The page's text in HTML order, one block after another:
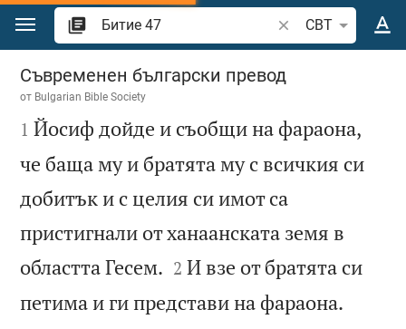
Преминете към съдържанието
Търсете стих или
CBT
Битие 47
Съвременен български превод
от Bulgarian Bible Society

1 Йосиф дойде и съобщи на фараона,
че баща му и братята му с всичкия си
добитък и с целия си имот са
пристигнали от ханаанската земя в
областта Гесем. 

2 И взе от братята си
петима и ги представи на фараона.